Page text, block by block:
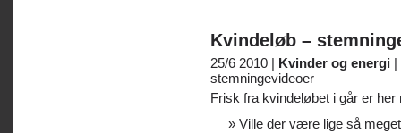
Kvindeløb –
25/6 2010 | Kvinder og energi |
stemningevideoer
Frisk fra kvindeløbet i går er
Ville der være lige så